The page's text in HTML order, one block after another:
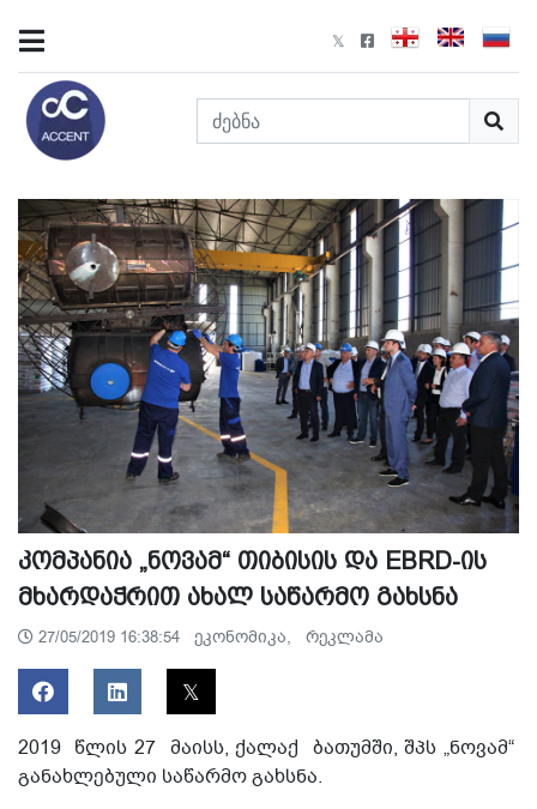
კომპანია „ნოვამ“ თიბისის და EBRD-ის
მხარდაჭრით ახალ საწარმო გახსნა
27/05/2019 16:38:54 ეკონომიკა, რეკლამა
2019 წლის 27 მაისს, ქალაქ ბათუმში, შპს „ნოვამ“
განახლებული საწარმო გახსნა.